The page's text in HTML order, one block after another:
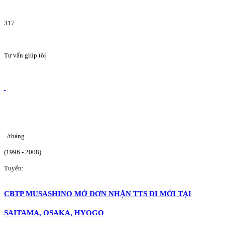
317
Tư vấn giúp tôi
/tháng
(1996 - 2008)
Tuyển:
CBTP MUSASHINO MỞ ĐƠN NHẬN TTS ĐI MỚI TẠI
SAITAMA, OSAKA, HYOGO